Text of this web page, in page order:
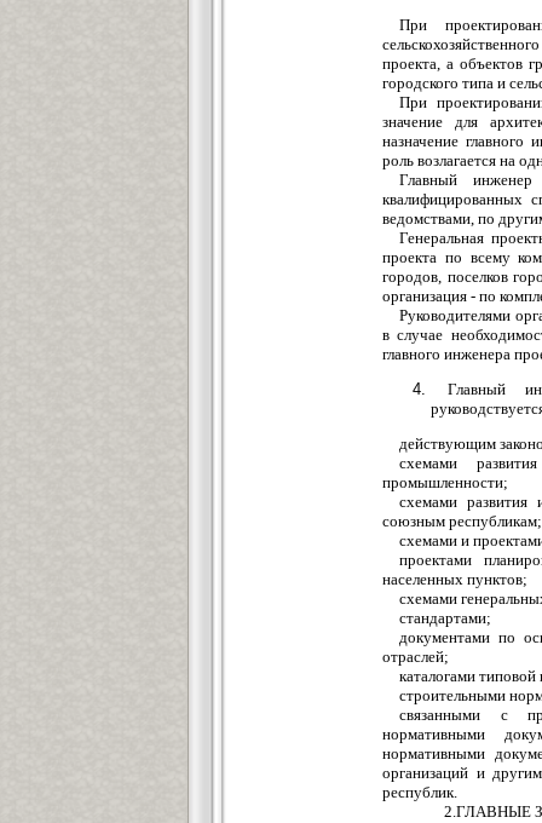
При
проекта, а объектов
городского типа и
При
значение для
назначение главного
роль возлагается на
Главный инженер
квалифицированных
ведомствами, по
Генеральная
проекта по всему
городов, поселков
организация - по
Руководителями
в случае
главного инженера
Главный
действующим
схемами
промышленности;
схемами развития
союзным республикам;
схемами и
проектами
населенных пунктов;
схемами
стандартами;
документами по
отраслей;
каталогами
строительными
связанными с
нормативными
нормативными
организаций и
республик.
2.ГЛАВНЫЕ